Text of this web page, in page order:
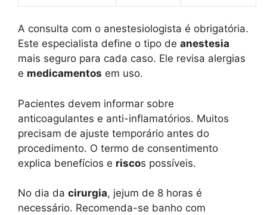
A consulta com o anestesiologista é obrigatória.
Este especialista define o tipo de anestesia
mais seguro para cada caso. Ele revisa alergias
e medicamentos em uso.
Pacientes devem informar sobre
anticoagulantes e anti-inflamatórios. Muitos
precisam de ajuste temporário antes do
procedimento. O termo de consentimento
explica benefícios e riscos possíveis.
No dia da cirurgia, jejum de 8 horas é
necessário. Recomenda-se banho com